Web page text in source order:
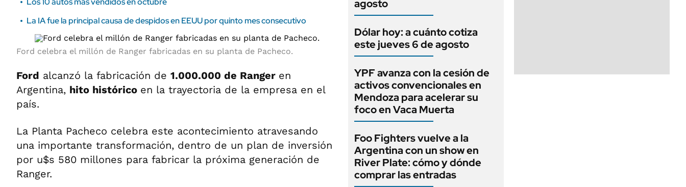
La IA fue la principal causa de despidos en EEUU por quinto mes consecutivo
Ford celebra el millón de Ranger fabricadas en su planta de Pacheco.
Ford alcanzó la fabricación de 1.000.000 de Ranger en
Argentina, hito histórico en la trayectoria de la empresa en el
país.
La Planta Pacheco celebra este acontecimiento atravesando
una importante transformación, dentro de un plan de inversión
por u$s 580 millones para fabricar la próxima generación de
Ranger.
agosto
Dólar hoy: a cuánto cotiza
este jueves 6 de agosto
YPF avanza con la cesión de
activos convencionales en
Mendoza para acelerar su
foco en Vaca Muerta
Foo Fighters vuelve a la
Argentina con un show en
River Plate: cómo y dónde
comprar las entradas